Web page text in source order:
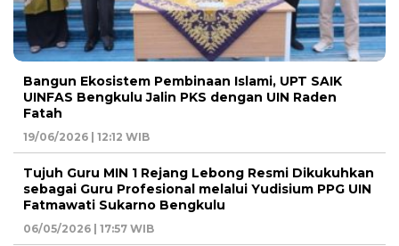
Bangun Ekosistem Pembinaan Islami, UPT SAIK
UINFAS Bengkulu Jalin PKS dengan UIN Raden
Fatah
19/06/2026 | 12:12 WIB
Tujuh Guru MIN 1 Rejang Lebong Resmi Dikukuhkan
sebagai Guru Profesional melalui Yudisium PPG UIN
Fatmawati Sukarno Bengkulu
06/05/2026 | 17:57 WIB